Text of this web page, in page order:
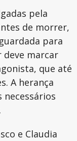
pela
de morrer,
para
deve marcar
que até
A herança
e Claudia